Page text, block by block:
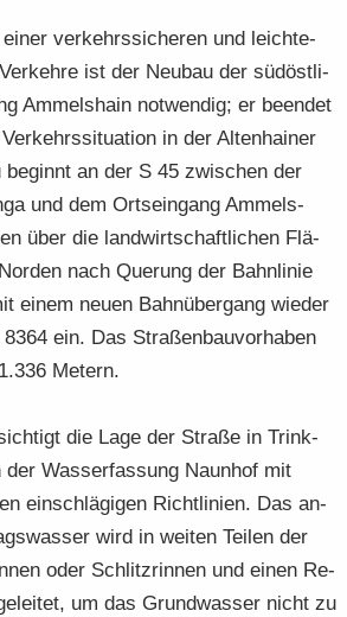
ver­kehrs­si­che­ren und leich­te­
ist der Neu­bau der süd­öst­li­
Am­mels­hain not­wen­dig; er be­en­det
in der Al­ten­hai­ner
an der S 45 zwi­schen der
und dem Orts­ein­gang Am­mels­
über die land­wirt­schaft­li­chen Flä­
nach Que­rung der Bahn­li­nie
einem neuen Bahn­über­gang wie­der
ein. Das Stra­ßen­bau­vor­ha­ben
Me­tern.
die Lage der Stra­ße in Trink­
Was­ser­fas­sung Naun­hof mit
ein­schlä­gi­gen Richt­li­ni­en. Das an­
wird in wei­ten Tei­len der
oder Schlitz­rin­nen und einen Re­
um das Grund­was­ser nicht zu